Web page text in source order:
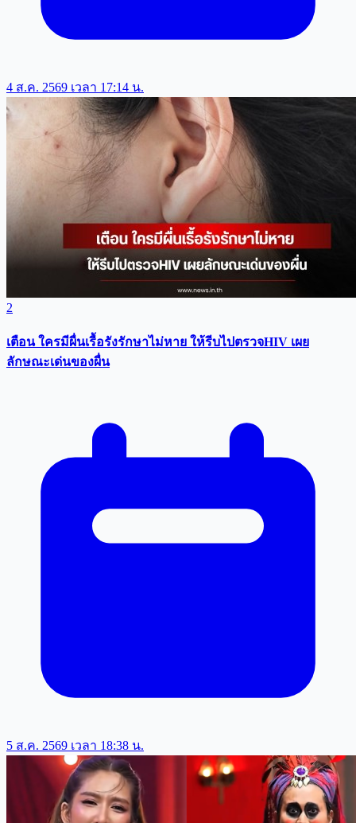
4 ส.ค. 2569 เวลา 17:14 น.
2
เตือน ใครมีผื่นเรื้อรังรักษาไม่หาย ให้รีบไปตรวจHIV เผย
ลักษณะเด่นของผื่น
5 ส.ค. 2569 เวลา 18:38 น.